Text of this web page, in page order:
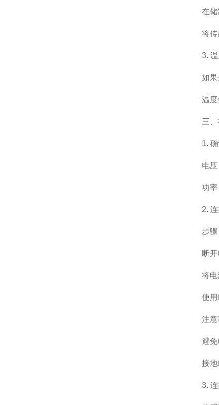
在储罐
将传感
3. 温
如果介
温度传
三、在
1. 确
电压
功率：
2. 连
步骤
断开电
将电源
使用绝
注意
避免电
接地线
3. 连